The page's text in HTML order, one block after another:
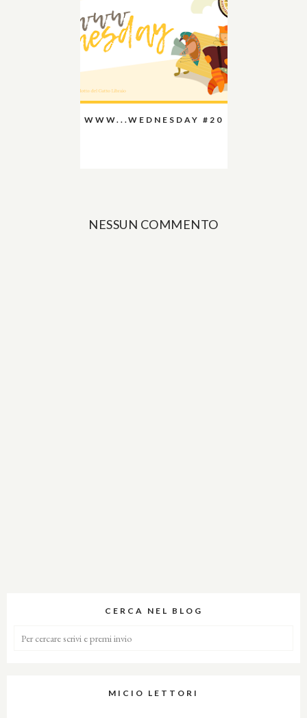
WWW...WEDNESDAY #20
NESSUN COMMENTO
CERCA NEL BLOG
MICIO LETTORI